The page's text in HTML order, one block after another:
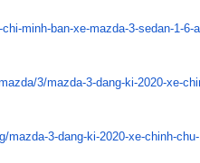
minh-ban-xe-mazda-3-sedan-1-6-
3/mazda-3-dang-ki-2020-xe-
mazda-3-dang-ki-2020-xe-chinh-